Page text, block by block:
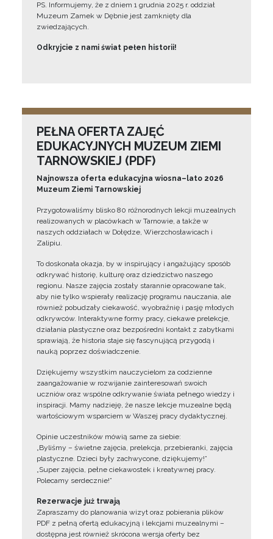
PS. Informujemy, że z dniem 1 grudnia 2025 r. oddział
Muzeum Zamek w Dębnie jest zamknięty dla
zwiedzających.
Odkryjcie z nami świat pełen historii!
PEŁNA OFERTA ZAJĘĆ
EDUKACYJNYCH MUZEUM ZIEMI
TARNOWSKIEJ (PDF)
Najnowsza oferta edukacyjna wiosna–lato 2026
Muzeum Ziemi Tarnowskiej
Przygotowaliśmy blisko 80 różnorodnych lekcji muzealnych
realizowanych w placówkach w Tarnowie, a także w
naszych oddziałach w Dołędze, Wierzchosławicach i
Zalipiu.
To doskonała okazja, by w inspirujący i angażujący sposób
odkrywać historię, kulturę oraz dziedzictwo naszego
regionu. Nasze zajęcia zostały starannie opracowane tak,
aby nie tylko wspierały realizację programu nauczania, ale
również pobudzały ciekawość, wyobraźnię i pasję młodych
odkrywców. Interaktywne formy pracy, ciekawe prelekcje,
działania plastyczne oraz bezpośredni kontakt z zabytkami
sprawiają, że historia staje się fascynującą przygodą i
nauką poprzez doświadczenie.
Dziękujemy wszystkim nauczycielom za codzienne
zaangażowanie w rozwijanie zainteresowań swoich
uczniów oraz wspólne odkrywanie świata pełnego wiedzy i
inspiracji. Mamy nadzieję, że nasze lekcje muzealne będą
wartościowym wsparciem w Waszej pracy dydaktycznej.
Opinie uczestników mówią same za siebie:
„Byliśmy – świetne zajęcia, prelekcja, przebieranki, zajęcia
plastyczne. Dzieci były zachwycone, dziękujemy!”
„Super zajęcia, pełne ciekawostek i kreatywnej pracy.
Polecamy serdecznie!”
Rezerwacje już trwają
Zapraszamy do planowania wizyt oraz pobierania plików
PDF z pełną ofertą edukacyjną i lekcjami muzealnymi –
dostępna jest również skrócona wersja oferty bez